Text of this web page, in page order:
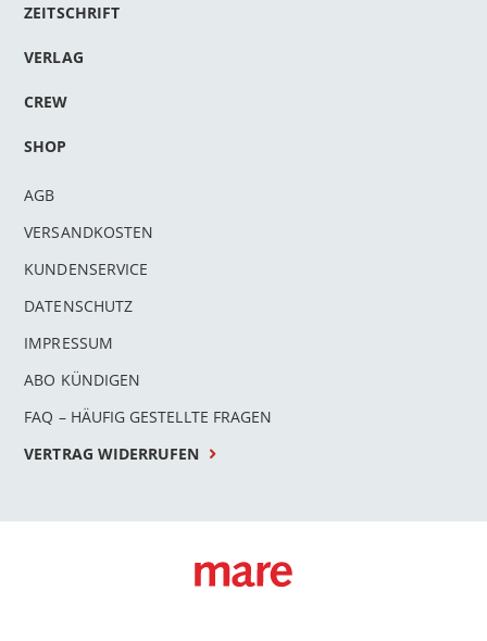
ZEITSCHRIFT
VERLAG
CREW
SHOP
AGB
VERSANDKOSTEN
KUNDENSERVICE
DATENSCHUTZ
IMPRESSUM
ABO KÜNDIGEN
FAQ – HÄUFIG GESTELLTE FRAGEN
VERTRAG WIDERRUFEN